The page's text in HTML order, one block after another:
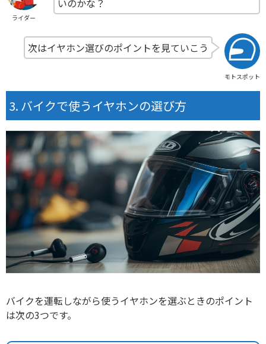
ライダー
いのかな？
モトスポット
次はイヤホン選びのポイントを見ていこう
バイクで使うイヤホンの選び方
バイクを運転しながら使うイヤホンを選ぶときのポイント
は次の3つです。